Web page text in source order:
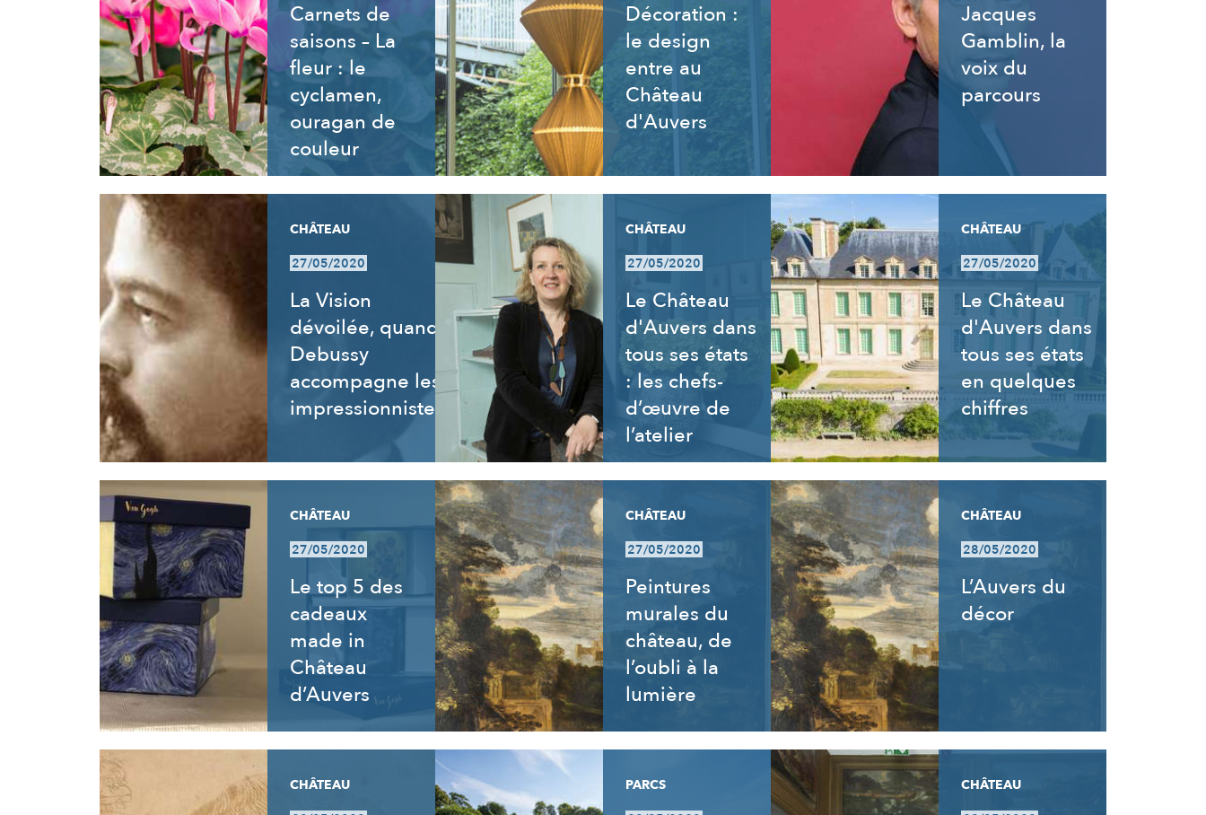
Carnets de
saisons – La
fleur : le
cyclamen,
ouragan de
couleur
Décoration :
le design
entre au
Château
d'Auvers
Jacques
Gamblin, la
voix du
parcours
CHÂTEAU
27/05/2020
La Vision
dévoilée, quand
Debussy
accompagne les
impressionnistes
CHÂTEAU
27/05/2020
Le Château
d'Auvers dans
tous ses états
: les chefs-
d’œuvre de
l’atelier
CHÂTEAU
27/05/2020
Le Château
d'Auvers dans
tous ses états
en quelques
chiffres
CHÂTEAU
27/05/2020
Le top 5 des
cadeaux
made in
Château
d’Auvers
CHÂTEAU
27/05/2020
Peintures
murales du
château, de
l’oubli à la
lumière
CHÂTEAU
28/05/2020
L’Auvers du
décor
CHÂTEAU
PARCS
CHÂTEAU